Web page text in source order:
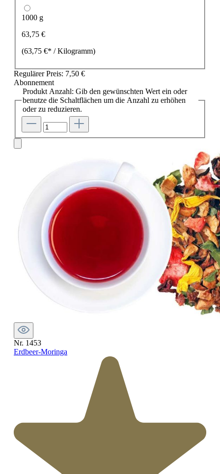
1000 g
63,75 €
(63,75 €* / Kilogramm)
Regulärer Preis: 7,50 €
Abonnement
Produkt Anzahl: Gib den gewünschten Wert ein oder
benutze die Schaltflächen um die Anzahl zu erhöhen
oder zu reduzieren.
Nr. 1453
Erdbeer-Moringa